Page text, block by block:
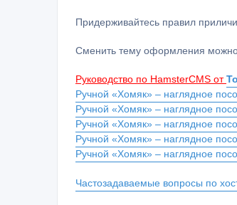
Придерживайтесь правил
Сменить тему оформления
Руководство по HamsterCMS от
Ручной «Хомяк» – наглядное
Ручной «Хомяк» – наглядное
Ручной «Хомяк» – наглядное
Ручной «Хомяк» – наглядное
Ручной «Хомяк» – наглядное
Частозадаваемые вопросы по